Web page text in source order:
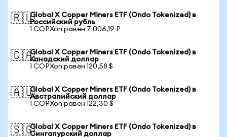
🇷🇺Global X Copper Miners ETF (Ondo Tokenized) в
Российский рубль
1 COPXon равен 7 006,19 ₽
🇨🇦Global X Copper Miners ETF (Ondo Tokenized) в
Канадский доллар
1 COPXon равен 120,58 $
🇦🇺Global X Copper Miners ETF (Ondo Tokenized) в
Австралийский доллар
1 COPXon равен 122,30 $
🇸🇬Global X Copper Miners ETF (Ondo Tokenized) в
Сингапурский доллар